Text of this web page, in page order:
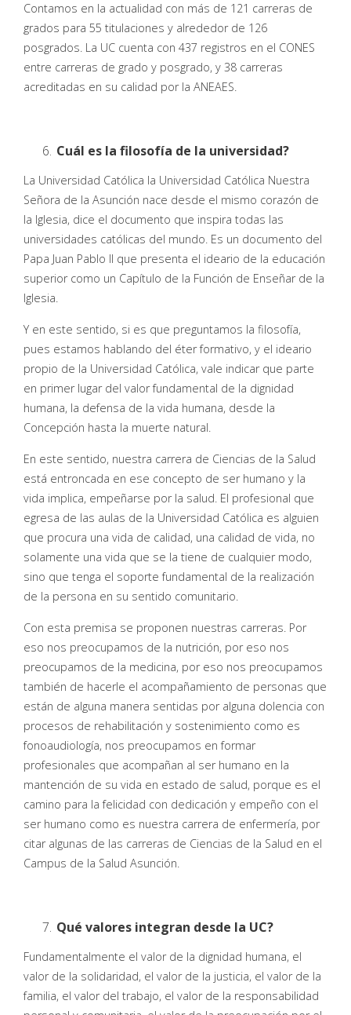
Contamos en la actualidad con más de 121 carreras de
grados para 55 titulaciones y alrededor de 126
posgrados. La UC cuenta con 437 registros en el CONES
entre carreras de grado y posgrado, y 38 carreras
acreditadas en su calidad por la ANEAES.
Cuál es la filosofía de la universidad?
La Universidad Católica la Universidad Católica Nuestra
Señora de la Asunción nace desde el mismo corazón de
la Iglesia, dice el documento que inspira todas las
universidades católicas del mundo. Es un documento del
Papa Juan Pablo II que presenta el ideario de la educación
superior como un Capítulo de la Función de Enseñar de la
Iglesia.
Y en este sentido, si es que preguntamos la filosofía,
pues estamos hablando del éter formativo, y el ideario
propio de la Universidad Católica, vale indicar que parte
en primer lugar del valor fundamental de la dignidad
humana, la defensa de la vida humana, desde la
Concepción hasta la muerte natural.
En este sentido, nuestra carrera de Ciencias de la Salud
está entroncada en ese concepto de ser humano y la
vida implica, empeñarse por la salud. El profesional que
egresa de las aulas de la Universidad Católica es alguien
que procura una vida de calidad, una calidad de vida, no
solamente una vida que se la tiene de cualquier modo,
sino que tenga el soporte fundamental de la realización
de la persona en su sentido comunitario.
Con esta premisa se proponen nuestras carreras. Por
eso nos preocupamos de la nutrición, por eso nos
preocupamos de la medicina, por eso nos preocupamos
también de hacerle el acompañamiento de personas que
están de alguna manera sentidas por alguna dolencia con
procesos de rehabilitación y sostenimiento como es
fonoaudiología, nos preocupamos en formar
profesionales que acompañan al ser humano en la
mantención de su vida en estado de salud, porque es el
camino para la felicidad con dedicación y empeño con el
ser humano como es nuestra carrera de enfermería, por
citar algunas de las carreras de Ciencias de la Salud en el
Campus de la Salud Asunción.
Qué valores integran desde la UC?
Fundamentalmente el valor de la dignidad humana, el
valor de la solidaridad, el valor de la justicia, el valor de la
familia, el valor del trabajo, el valor de la responsabilidad